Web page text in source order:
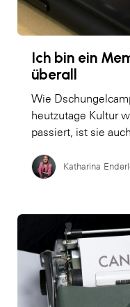
Ich bin ein
überall
Wie
heutzutage Kultur
passiert, ist sie
Katharina